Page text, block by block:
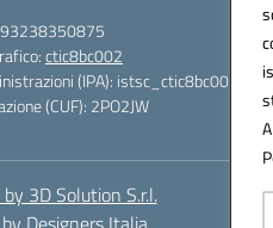
93238350875
ctic8bc002
(IPA): istsc_ctic8bc002
(CUF): 2PO2JW
3D Solution S.r.l.